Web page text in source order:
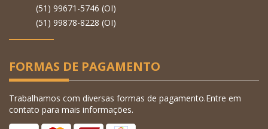
(51) 99671-5746 (OI)
(51) 99878-8228 (OI)
FORMAS DE PAGAMENTO
Trabalhamos com diversas formas de pagamento.Entre em
contato para mais informações.